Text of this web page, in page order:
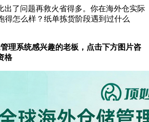
了问题再救火省得多。 你在海外仓实际
得怎么样？纸单拣货阶段遇到过什么
理系统感兴趣的老板，点击下方图片咨
格